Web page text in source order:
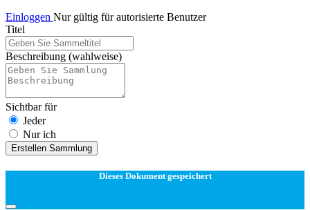
Einloggen Nur gültig für autorisierte Benutzer
Titel
Beschreibung (wahlweise)
Sichtbar für
Jeder
Nur ich
Erstellen Sammlung
Dieses Dokument gespeichert